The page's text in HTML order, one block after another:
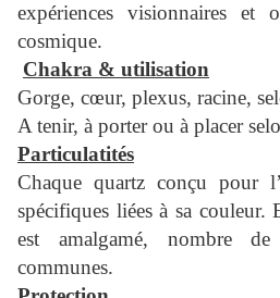
expériences visionnaires et
cosmique.
Chakra & utilisation
Gorge, cœur, plexus, racine,
A tenir, à porter ou à placer
Particulatités
Chaque quartz conçu pour
spécifiques liées à sa
est amalgamé, nombre
communes.